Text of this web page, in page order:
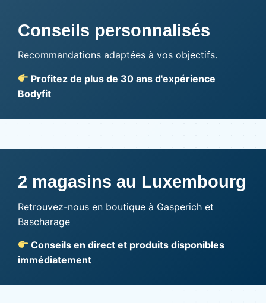
Conseils personnalisés
Recommandations adaptées à vos objectifs.
Profitez de plus de 30 ans d'expérience
Bodyfit
2 magasins au Luxembourg
Retrouvez-nous en boutique à Gasperich et
Bascharage
Conseils en direct et produits disponibles
immédiatement